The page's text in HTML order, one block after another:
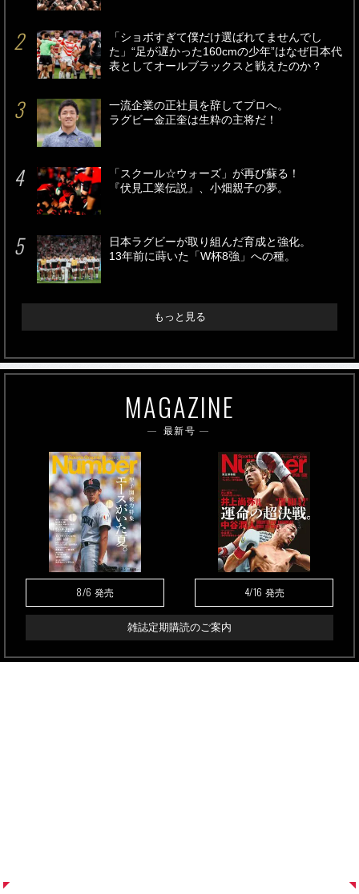
「ショボすぎて僕だけ選ばれてませんでし
た」“足が遅かった160cmの少年”はなぜ日本代
表としてオールブラックスと戦えたのか？
一流企業の正社員を辞してプロへ。
ラグビー金正奎は生粋の主将だ！
「スクール☆ウォーズ」が再び蘇る！
『伏見工業伝説』、小畑親子の夢。
日本ラグビーが取り組んだ育成と強化。
13年前に蒔いた「W杯8強」への種。
もっと見る
MAGAZINE
最新号
8/6 発売 4/16 発売
雑誌定期購読のご案内